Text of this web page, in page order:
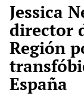
Jessica
director
Región
España